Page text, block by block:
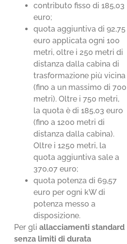
contributo fisso di 185,03
euro;
quota aggiuntiva di 92,75
euro applicata ogni 100
metri, oltre i 250 metri di
distanza dalla cabina di
trasformazione più vicina
(fino a un massimo di 700
metri). Oltre i 750 metri,
la quota è di 185,03 euro
(fino a 1200 metri di
distanza dalla cabina).
Oltre i 1250 metri, la
quota aggiuntiva sale a
370,07 euro;
quota potenza di 69,57
euro per ogni kW di
potenza messo a
disposizione.
Per gliallacciamenti standard
senza limiti di durata